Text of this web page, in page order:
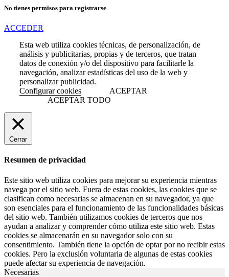
No tienes permisos para registrarse
ACCEDER
Esta web utiliza cookies técnicas, de personalización, de
análisis y publicitarias, propias y de terceros, que tratan
datos de conexión y/o del dispositivo para facilitarle la
navegación, analizar estadísticas del uso de la web y
personalizar publicidad.
Configurar cookies
ACEPTAR
ACEPTAR TODO
Cerrar
Resumen de privacidad
Este sitio web utiliza cookies para mejorar su experiencia mientras
navega por el sitio web. Fuera de estas cookies, las cookies que se
clasifican como necesarias se almacenan en su navegador, ya que
son esenciales para el funcionamiento de las funcionalidades básicas
del sitio web. También utilizamos cookies de terceros que nos
ayudan a analizar y comprender cómo utiliza este sitio web. Estas
cookies se almacenarán en su navegador solo con su
consentimiento. También tiene la opción de optar por no recibir estas
cookies. Pero la exclusión voluntaria de algunas de estas cookies
puede afectar su experiencia de navegación.
Necesarias